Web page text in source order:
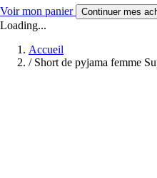
Voir mon panier Continuer mes
Loading...
Accueil
/ Short de pyjama femme